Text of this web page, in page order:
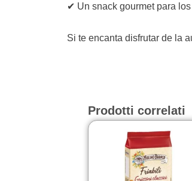
✔ Un snack gourmet para
Si te encanta disfrutar de la
Prodotti correlati